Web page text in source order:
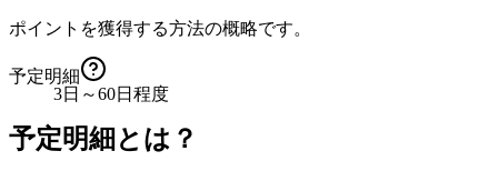
ポイントを獲得する方法の概略です。
予定明細
3日～60日程度
予定明細とは？